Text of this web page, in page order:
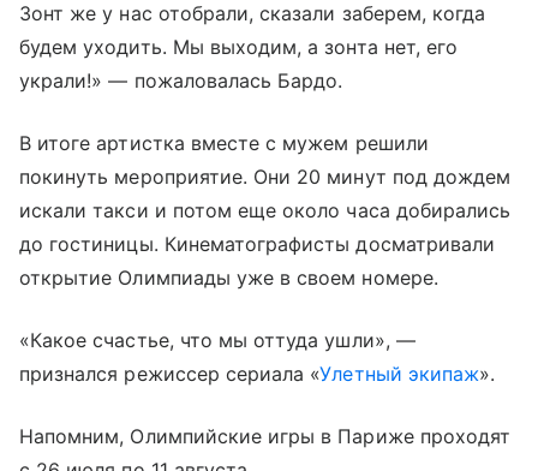
Зонт же у нас отобрали, сказали заберем, когда
будем уходить. Мы выходим, а зонта нет, его
украли!» — пожаловалась Бардо.
В итоге артистка вместе с мужем решили
покинуть мероприятие. Они 20 минут под дождем
искали такси и потом еще около часа добирались
до гостиницы. Кинематографисты досматривали
открытие Олимпиады уже в своем номере.
«Какое счастье, что мы оттуда ушли», —
признался режиссер сериала «Улетный экипаж».
Напомним, Олимпийские игры в Париже проходят